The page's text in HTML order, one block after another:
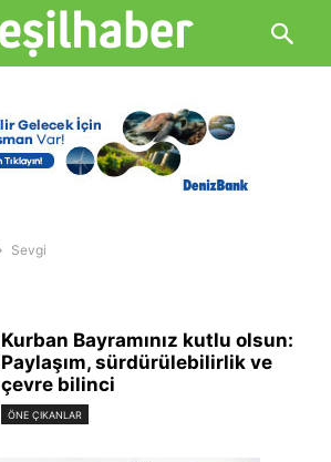
Sevgi
Kurban Bayramınız kutlu olsun:
Paylaşım, sürdürülebilirlik ve
çevre bilinci
ÖNE ÇIKANLAR